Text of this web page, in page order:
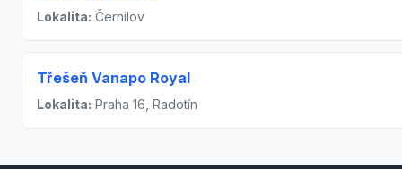
Lokalita: Černilov
Třešeň Vanapo Royal
Lokalita: Praha 16, Radotín